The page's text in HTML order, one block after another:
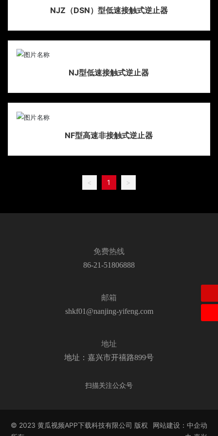
NJZ（DSN）型低速接触式逆止器
NJ型低速接触式逆止器
NF型高速非接触式逆止器
< 1 >
免费热线
86-21-51806888
邮箱
shkf01@nanjing-yifeng.com
地址
地址：嘉兴市开禧路899号
扫描关注公众号
© 2023 黄瓜视频APP下载科技有限公司 版权
网站建设：中企动